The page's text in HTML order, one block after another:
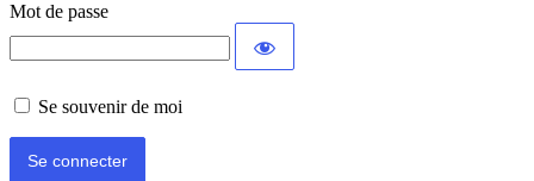
Mot de passe
Se souvenir de moi